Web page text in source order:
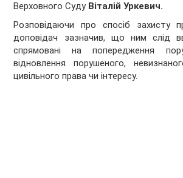
Верховного Суду Віталій Уркевич.
Розповідаючи про спосіб захисту
доповідач зазначив, що ним слід
спрямовані на попередження
відновлення порушеного,
цивільного права чи інтересу.